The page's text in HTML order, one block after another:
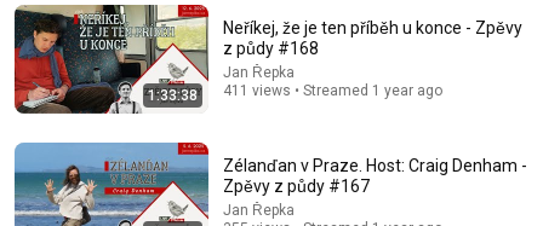
1:33:07
Zpěvy helvétské - Zpěvy z půdy #194
1:33:38
Neříkej, že je ten příběh u konce - Zpěvy
z půdy #168
Jan Řepka
411 views • Streamed 1 year ago
Zélanďan v Praze. Host: Craig Denham -
Zpěvy z půdy #167
Jan Řepka